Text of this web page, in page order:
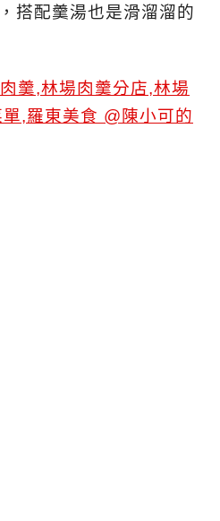
搭配羹湯也是滑溜溜的